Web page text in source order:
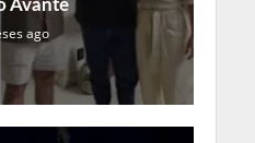
Avante
ago